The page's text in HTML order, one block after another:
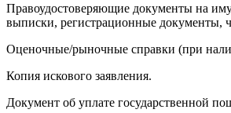
Правоудостоверяющие документы на
выписки, регистрационные документы,
Оценочные/рыночные справки (при
Копия искового заявления.
Документ об уплате государственной